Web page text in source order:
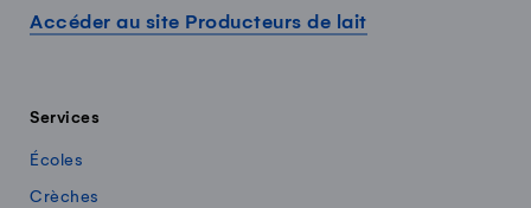
Accéder au site Producteurs de lait
Services
Écoles
Crèches